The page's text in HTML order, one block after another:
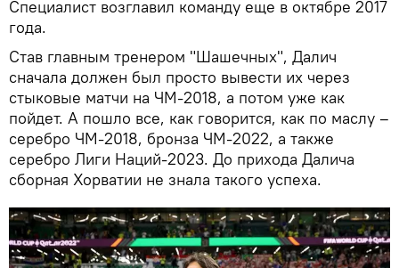
Специалист возглавил команду еще в октябре 2017
года.
Став главным тренером "Шашечных", Далич
сначала должен был просто вывести их через
стыковые матчи на ЧМ-2018, а потом уже как
пойдет. А пошло все, как говорится, как по маслу –
серебро ЧМ-2018, бронза ЧМ-2022, а также
серебро Лиги Наций-2023. До прихода Далича
сборная Хорватии не знала такого успеха.